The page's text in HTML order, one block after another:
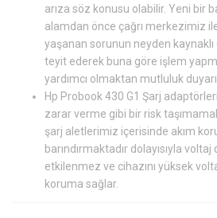
arıza söz konusu olabilir. Yeni bir
alamdan önce çağrı merkezimiz
yaşanan sorunun neyden
teyit ederek buna göre işlem
yardımcı olmaktan mutluluk
Hp Probook 430 G1 Şarj
zarar verme gibi bir risk
şarj aletlerimiz içerisinde akım
barındırmaktadır dolayısıyla
etkilenmez ve cihazını yüksek
koruma sağlar.